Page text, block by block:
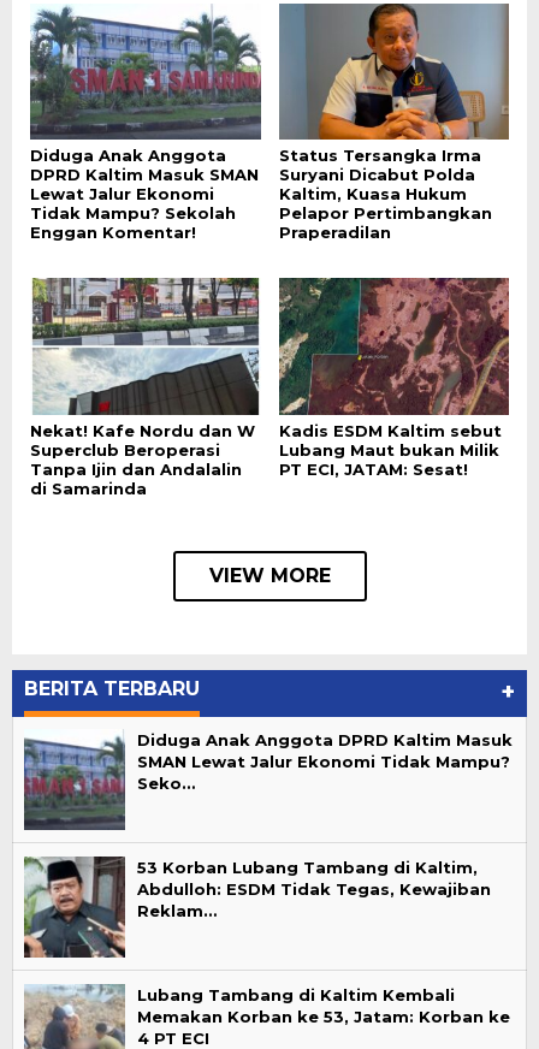
Diduga Anak Anggota
DPRD Kaltim Masuk SMAN
Lewat Jalur Ekonomi
Tidak Mampu? Sekolah
Enggan Komentar!
Status Tersangka Irma
Suryani Dicabut Polda
Kaltim, Kuasa Hukum
Pelapor Pertimbangkan
Praperadilan
Nekat! Kafe Nordu dan W
Superclub Beroperasi
Tanpa Ijin dan Andalalin
di Samarinda
Kadis ESDM Kaltim sebut
Lubang Maut bukan Milik
PT ECI, JATAM: Sesat!
VIEW MORE
BERITA TERBARU +
Diduga Anak Anggota DPRD Kaltim Masuk
SMAN Lewat Jalur Ekonomi Tidak Mampu?
Seko…
53 Korban Lubang Tambang di Kaltim,
Abdulloh: ESDM Tidak Tegas, Kewajiban
Reklam…
Lubang Tambang di Kaltim Kembali
Memakan Korban ke 53, Jatam: Korban ke
4 PT ECI